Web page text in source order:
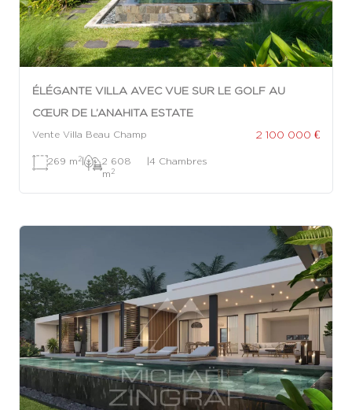
ÉLÉGANTE VILLA AVEC VUE SUR LE GOLF AU
CŒUR DE L’ANAHITA ESTATE
Vente Villa Beau Champ 2 100 000 €
269 m 2|
2 608
m 2
|4 Chambres